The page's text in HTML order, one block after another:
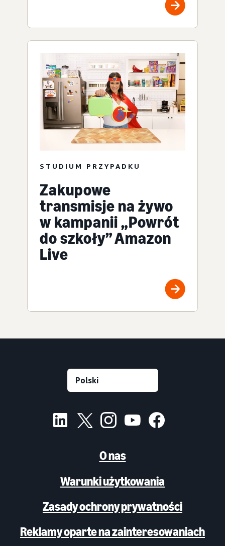
STUDIUM PRZYPADKU
Zakupowe
transmisje na żywo
w kampanii „Powrót
do szkoły” Amazon
Live
O nas
Warunki użytkowania
Zasady ochrony prywatności
Reklamy oparte na zainteresowaniach